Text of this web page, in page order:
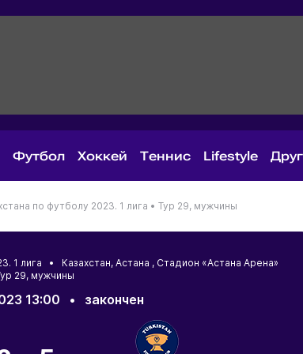
Футбол Хоккей Теннис Lifestyle
по футболу 2023. 1 лига • Тур 29, мужчины
1 лига • Казахстан, Астана , Стадион «Астана Арена»
29, мужчины
13:00 • закончен